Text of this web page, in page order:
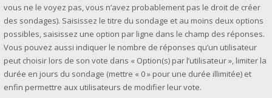
vous ne le voyez pas, vous n’avez probablement pas le droit de créer
des sondages). Saisissez le titre du sondage et au moins deux options
possibles, saisissez une option par ligne dans le champ des réponses.
Vous pouvez aussi indiquer le nombre de réponses qu’un utilisateur
peut choisir lors de son vote dans « Option(s) par l’utilisateur », limiter la
durée en jours du sondage (mettre « 0 » pour une durée illimitée) et
enfin permettre aux utilisateurs de modifier leur vote.